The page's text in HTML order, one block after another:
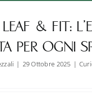
& FIT:
PER OGNI
| 29 Ottobre 2025 |